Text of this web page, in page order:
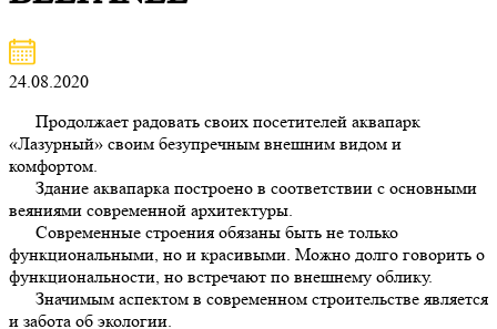
24.08.2020
Продолжает радовать своих посетителей аквапарк
«Лазурный» своим безупречным внешним видом и
комфортом.
Здание аквапарка построено в соответствии с основными
веяниями современной архитектуры.
Современные строения обязаны быть не только
функциональными, но и красивыми. Можно долго говорить о
функциональности, но встречают по внешнему облику.
Значимым аспектом в современном строительстве является
и забота об экологии.